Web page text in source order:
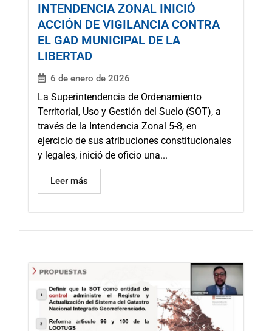
INTENDENCIA ZONAL INICIÓ
ACCIÓN DE VIGILANCIA CONTRA
EL GAD MUNICIPAL DE LA
LIBERTAD
6 de enero de 2026
La Superintendencia de Ordenamiento
Territorial, Uso y Gestión del Suelo (SOT), a
través de la Intendencia Zonal 5-8, en
ejercicio de sus atribuciones constitucionales
y legales, inició de oficio una...
Leer más